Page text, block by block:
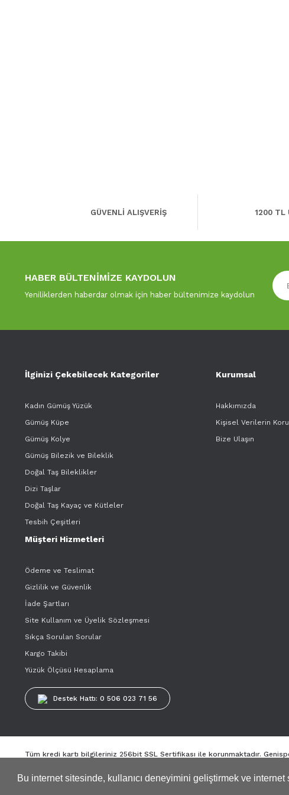
Bu internet sitesinde, kullanıcı deneyimini geliştirmek ve internet
GÜVENLİ ALIŞVERİŞ 1200 TL
HABER BÜLTENİMİZE KAYDOLUN
Yeniliklerden haberdar olmak için haber bültenimize kaydolun
İlginizi Çekebilecek Kategoriler
Kadın Gümüş Yüzük
Gümüş Küpe
Gümüş Kolye
Gümüş Bilezik ve Bileklik
Doğal Taş Bileklikler
Dizi Taşlar
Doğal Taş Kayaç ve Kütleler
Tesbih Çeşitleri
Kurumsal
Hakkımızda
Kişisel Verilerin
Bize Ulaşın
Müşteri Hizmetleri
Ödeme ve Teslimat
Gizlilik ve Güvenlik
İade Şartları
Site Kullanım ve Üyelik Sözleşmesi
Sıkça Sorulan Sorular
Kargo Takibi
Yüzük Ölçüsü Hesaplama
Destek Hattı: 0 506 023 71 56
Tüm kredi kartı bilgileriniz 256bit SSL Sertifikası ile korunmaktadır.